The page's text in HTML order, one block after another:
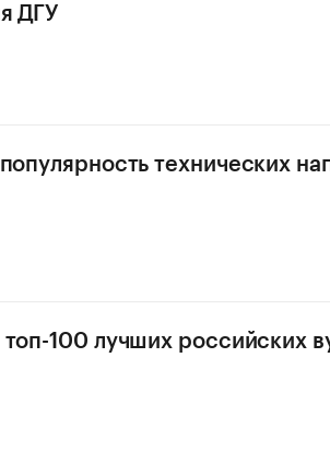
ДГУ
технических
100 лучших российских